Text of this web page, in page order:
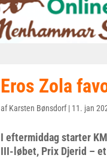
Eros Zola
afKarsten Bønsdorf| 11. jan
I eftermiddag starter
III-løbet, Prix Djerid –